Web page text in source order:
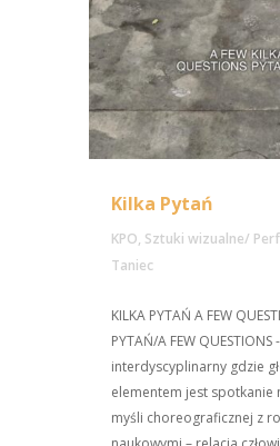
Kilka Pytań
KPO, Sztuki wizualne/
Taniec
KILKA PYTAŃ A FEW
PYTAŃ/A FEW QUESTIONS -
interdyscyplinarny gdzie
elementem jest spotkanie
myśli choreograficznej z